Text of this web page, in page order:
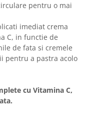
pentru o mai
imediat crema
C, in functie de
de fata si cremele
pentru a pastra acolo
cu Vitamina C,